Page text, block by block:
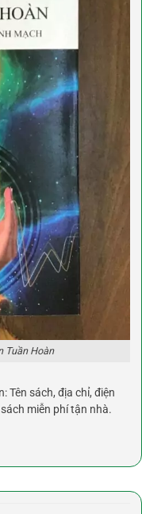
Tuần Hoàn
Tên sách, địa chỉ, điện
miễn phí tận nhà.